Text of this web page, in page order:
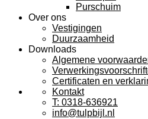
Purschuim
Over ons
Vestigingen
Duurzaamheid
Downloads
Algemene
Certificaten en
Kontakt
T: 0318-636921
info@tulpbijl.nl